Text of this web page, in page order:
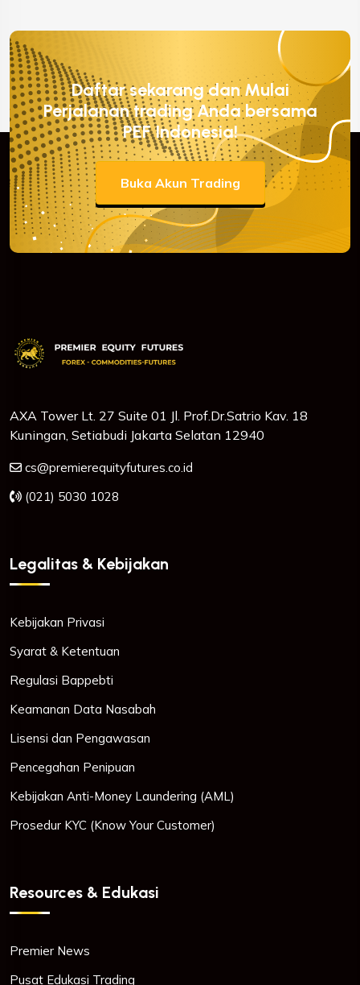
Daftar sekarang dan Mulai
Perjalanan trading Anda bersama
PEF Indonesia!
Buka Akun Trading
AXA Tower Lt. 27 Suite 01 Jl. Prof.Dr.Satrio Kav. 18
Kuningan, Setiabudi Jakarta Selatan 12940
cs@premierequityfutures.co.id
(021) 5030 1028
Legalitas & Kebijakan
Kebijakan Privasi
Syarat & Ketentuan
Regulasi Bappebti
Keamanan Data Nasabah
Lisensi dan Pengawasan
Pencegahan Penipuan
Kebijakan Anti-Money Laundering (AML)
Prosedur KYC (Know Your Customer)
Resources & Edukasi
Premier News
Pusat Edukasi Trading